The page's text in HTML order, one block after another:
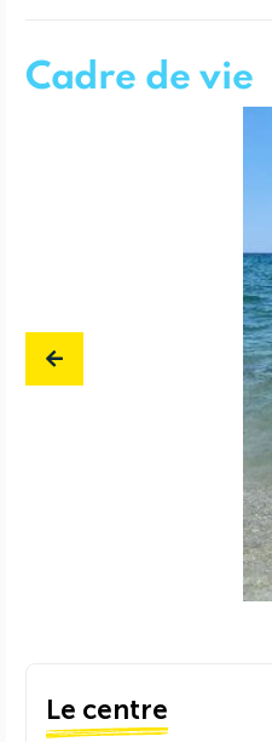
Cadre de vie
Le centre